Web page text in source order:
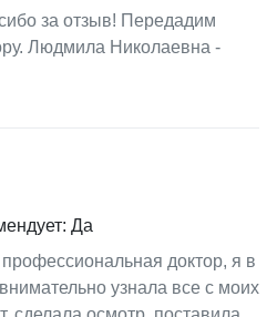
за отзыв! Передадим
Людмила Николаевна -
Да
доктор, я в
узнала все с моих